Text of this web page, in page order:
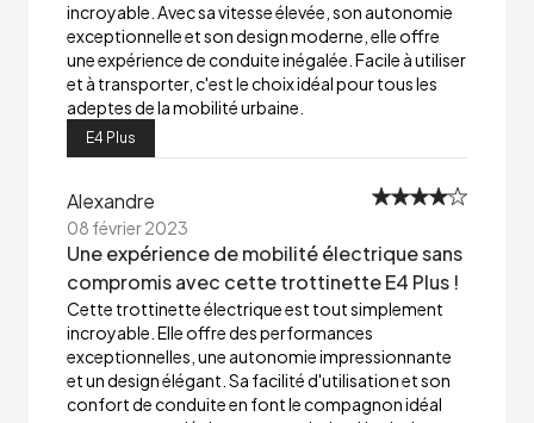
incroyable. Avec sa vitesse élevée, son autonomie
exceptionnelle et son design moderne, elle offre
une expérience de conduite inégalée. Facile à utiliser
et à transporter, c'est le choix idéal pour tous les
adeptes de la mobilité urbaine.
E4 Plus
Alexandre
08 février 2023
Une expérience de mobilité électrique sans
compromis avec cette trottinette E4 Plus !
Cette trottinette électrique est tout simplement
incroyable. Elle offre des performances
exceptionnelles, une autonomie impressionnante
et un design élégant. Sa facilité d'utilisation et son
confort de conduite en font le compagnon idéal